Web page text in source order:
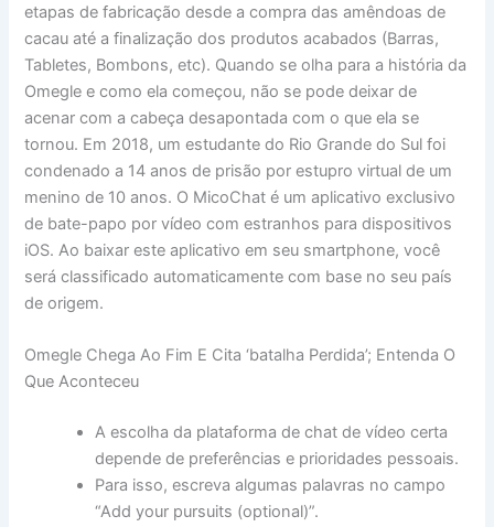
etapas de fabricação desde a compra das amêndoas de
cacau até a finalização dos produtos acabados (Barras,
Tabletes, Bombons, etc). Quando se olha para a história da
Omegle e como ela começou, não se pode deixar de
acenar com a cabeça desapontada com o que ela se
tornou. Em 2018, um estudante do Rio Grande do Sul foi
condenado a 14 anos de prisão por estupro virtual de um
menino de 10 anos. O MicoChat é um aplicativo exclusivo
de bate-papo por vídeo com estranhos para dispositivos
iOS. Ao baixar este aplicativo em seu smartphone, você
será classificado automaticamente com base no seu país
de origem.
Omegle Chega Ao Fim E Cita ‘batalha Perdida’; Entenda O
Que Aconteceu
A escolha da plataforma de chat de vídeo certa
depende de preferências e prioridades pessoais.
Para isso, escreva algumas palavras no campo
“Add your pursuits (optional)”.